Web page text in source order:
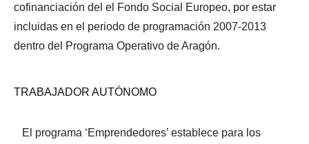
cofinanciación del el Fondo Social Europeo, por estar
incluidas en el periodo de programación 2007-2013
dentro del Programa Operativo de Aragón.
TRABAJADOR AUTÓNOMO
El programa ‘Emprendedores’ establece para los